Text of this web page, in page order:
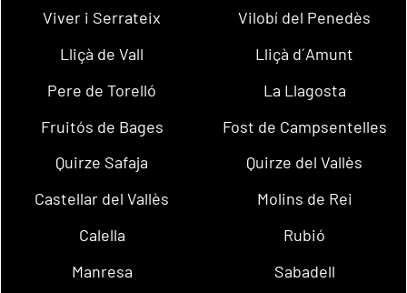
Viver i Serrateix
Vilobí del Penedès
Lliçà de Vall
Lliçà d´Amunt
Pere de Torelló
La Llagosta
Fruitós de Bages
Fost de Campsentelles
Quirze Safaja
Quirze del Vallès
Castellar del Vallès
Molins de Rei
Calella
Rubió
Manresa
Sabadell